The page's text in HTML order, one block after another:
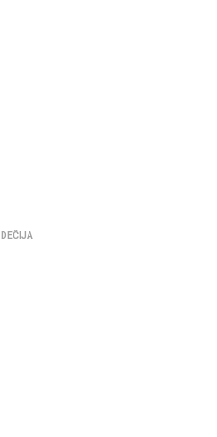
DEČIJA